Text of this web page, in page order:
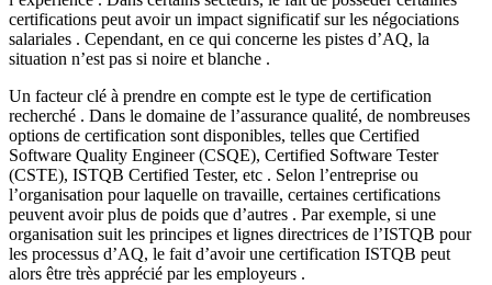
certifications peut avoir un impact significatif sur les négociations
salariales . Cependant, en ce qui concerne les pistes d’AQ, la
situation n’est pas si noire et blanche .
Un facteur clé à prendre en compte est le type de certification
recherché . Dans le domaine de l’assurance qualité, de nombreuses
options de certification sont disponibles, telles que Certified
Software Quality Engineer (CSQE), Certified Software Tester
(CSTE), ISTQB Certified Tester, etc . Selon l’entreprise ou
l’organisation pour laquelle on travaille, certaines certifications
peuvent avoir plus de poids que d’autres . Par exemple, si une
organisation suit les principes et lignes directrices de l’ISTQB pour
les processus d’AQ, le fait d’avoir une certification ISTQB peut
alors être très apprécié par les employeurs .